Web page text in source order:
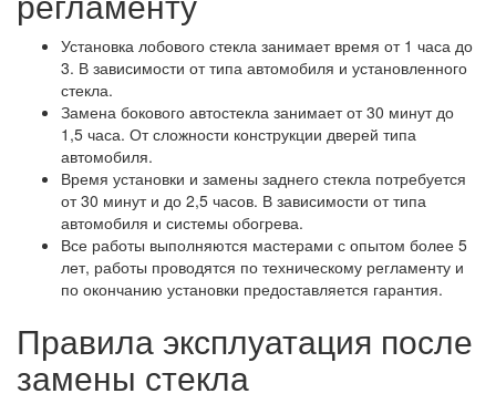
Установка лобового стекла занимает время от 1 часа до
3. В зависимости от типа автомобиля и установленного
стекла.
Замена бокового автостекла занимает от 30 минут до
1,5 часа. От сложности конструкции дверей типа
автомобиля.
Время установки и замены заднего стекла потребуется
от 30 минут и до 2,5 часов. В зависимости от типа
автомобиля и системы обогрева.
Все работы выполняются мастерами с опытом более 5
лет, работы проводятся по техническому регламенту и
по окончанию установки предоставляется гарантия.
Правила эксплуатация после
замены стекла